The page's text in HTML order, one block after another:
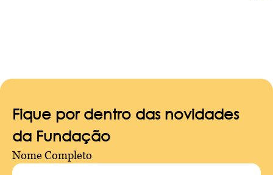
Fique por dentro das novidades
da Fundação
Nome Completo